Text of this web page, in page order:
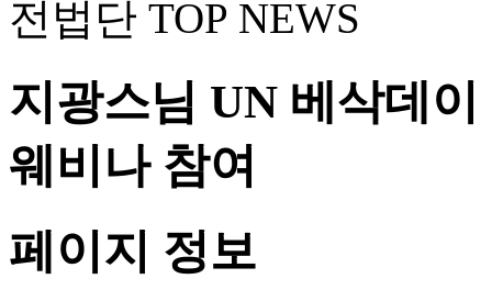
전법단 TOP NEWS
지광스님 UN 베삭데
웨비나 참여
페이지 정보